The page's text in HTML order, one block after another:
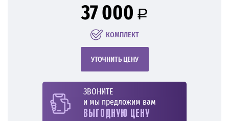
37 000 a
КОМПЛЕКТ
УТОЧНИТЬ ЦЕНУ
ЗВОНИТЕ
и мы предложим вам
ВЫГОДНУЮ ЦЕНУ